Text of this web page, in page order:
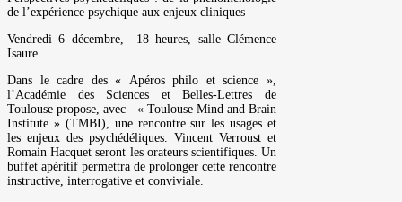
de l’expérience psychique aux enjeux cliniques
Vendredi 6 décembre, 18 heures, salle Clémence
Isaure
Dans le cadre des « Apéros philo et science »,
l’Académie des Sciences et Belles-Lettres de
Toulouse propose, avec « Toulouse Mind and Brain
Institute » (TMBI), une rencontre sur les usages et
les enjeux des psychédéliques. Vincent Verroust et
Romain Hacquet seront les orateurs scientifiques. Un
buffet apéritif permettra de prolonger cette rencontre
instructive, interrogative et conviviale.